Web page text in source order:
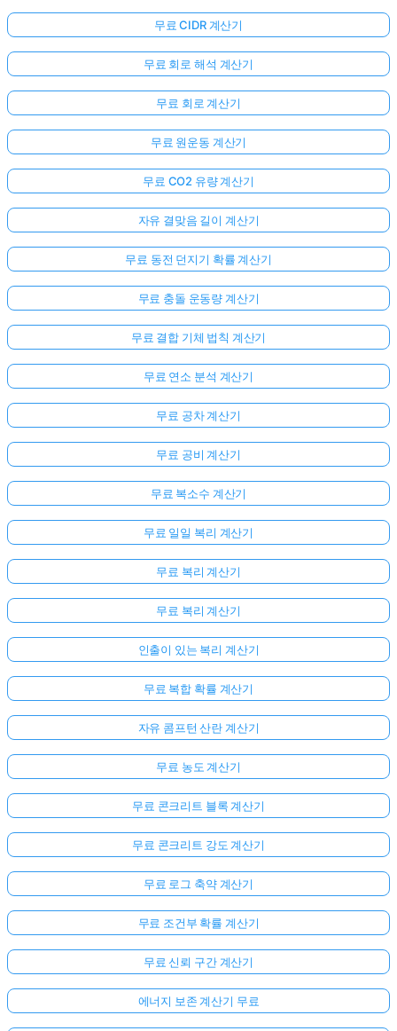
무료 CIDR 계산기
무료 회로 해석 계산기
무료 회로 계산기
무료 원운동 계산기
무료 CO2 유량 계산기
자유 결맞음 길이 계산기
무료 동전 던지기 확률 계산기
무료 충돌 운동량 계산기
무료 결합 기체 법칙 계산기
무료 연소 분석 계산기
무료 공차 계산기
무료 공비 계산기
무료 복소수 계산기
무료 일일 복리 계산기
무료 복리 계산기
무료 복리 계산기
인출이 있는 복리 계산기
무료 복합 확률 계산기
자유 콤프턴 산란 계산기
무료 농도 계산기
무료 콘크리트 블록 계산기
무료 콘크리트 강도 계산기
무료 로그 축약 계산기
무료 조건부 확률 계산기
무료 신뢰 구간 계산기
에너지 보존 계산기 무료